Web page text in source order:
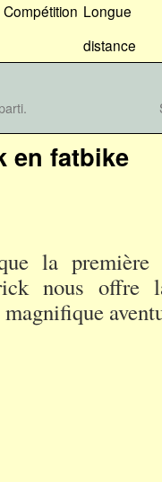
Compétition Longue
distance
en fatbike
la première
nous offre